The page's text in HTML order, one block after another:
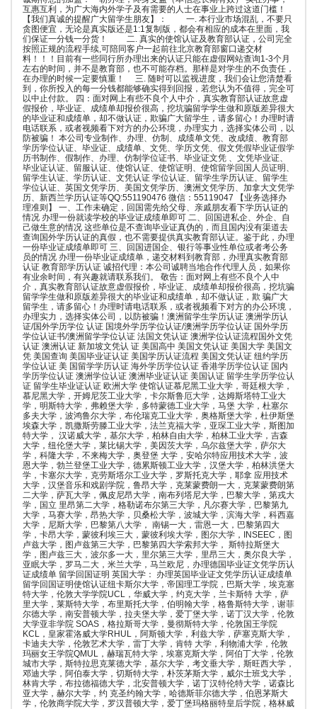
互惠互利，为广大海内外学子及有需要的人士在事业上跨过这道门槛！
【我们真诚的提醒广大留学生朋友】： 一. 本行业市场混乱，不要只
贪图便宜，无论是真实版还是1:1复制版，都会有相应的成本在里面，我
们保证一分钱一分货！ 二. 真实的使馆认证及教育部认证，公司完全
按照正规的流程手续,可陪同客户一起前往北京教育部窗口递交材
料！！！目前有一些同行所办理出来的认证只能在虚假网站查询1-3个月
左右的时间，并不是教育部，也不可能存档。那样是对学生的不负责任，
在办理的时候一定要慎重！ 三. 随时可以监视进度，我们会让您清楚看
到，你所投入的每一分钱都能够确实得到回报，若您认为不值得，完全可
以中止付款。 四：面对网上有些不良个人中介，真实教育部认证故意虚
假报价，毕业证、成绩单却报价很高，挖坑骗留学学生做和原版差异很大
的毕业证和成绩单，却不做认证，欺骗广大留学生，请多留心！办理时请
电话联系，或者视频看下对方的办公环境，办理实力，选择实体公司，以
防被骗！ 本公司专业制作、办理、仿制、成绩单文凭、改成绩、教育部
学历学位认证、毕业证、成绩单、文凭、学历文凭、假文凭假毕业证假学
历书制作、假制作、办理、仿制学位证书、毕业证文凭 、文凭毕业证、
毕业证认证、留服认证、使馆认证、使馆证明、使馆留学回国人员证明、
留学生认证、学历认证、文凭认证 学位认证、留学生学历认证、留学生
学位认证、英国文凭学历、美国文凭学历、澳洲文凭学历、加拿大文凭学
历、新西兰学历认证等QQ:551190476 微信：55119047 【业务选择办
理准则】 一、工作未确定，回国需先给父母、亲戚朋友看下学历认证的
情况 办理一份就读学校的毕业证成绩单即可 二、回国进私企、外企、自
己做生意的情况 这些单位是不查询毕业证真伪的，而且国内没有渠道去
查询国外学历认证的真假，也不需要提供真实教育部认证。鉴于此，办理
一份毕业证成绩单即可 三、回国进国企、银行等事业性单位或者考公务
员的情况 办理一份毕业证成绩单，递交材料到教育部，办理真实教育部
认证 教育部学历认证 诚招代理：本公司诚聘当地合作代理人员，如果你
有业余时间，有兴趣就请联系我们。 敬告：面对网上有些不良个人中
介，真实教育部认证故意虚假报价，毕业证、成绩单却报价很高，挖坑骗
留学学生做和原版差异很大的毕业证和成绩单，却不做认证，欺 骗广大
留学生，请多留心！办理时请电话联系，或者视频看下对方的办公环境，
办理实力，选择实体公司，以防被骗！澳洲留学生学历认证 澳洲学历认
证/国外学历学位 认证 国境外学历学位认证/澳洲学历学位认证 国外学历
学位认证书/澳洲留学学位认证 法国文凭认证 澳洲学位认证流程国外文凭
认证 澳洲认证 新加坡文凭认 证 美国高中 美国文凭认证 美国大学 美国文
凭 美国查询 美国毕业证认证 美国学历认证流程 美国文凭认证 纽约学历
学位认证 美 国留学学历认证 海外学历学位认证 香港学历学位认证 国内
学历学位认证 澳洲学位认证 澳洲毕业证认证 美国认证 留学生学历学位认
证 留学生毕业证认证 欧洲大学 使馆认证慕尼黑工业大学，哥廷根大学，
慕尼黑大学，开姆尼茨工业大学，卡尔斯鲁厄大学，达姆斯塔特工业大
学，明斯特大学，弗赖堡大学，多特蒙德工业大学，马堡 大学，杜塞尔
多夫大学，波鸿鲁尔大学，布伦瑞克工业大学，奥格斯堡大学，杜伊斯堡
埃森大学，凯撒斯劳滕工业大学，法兰克福大学，亚琛工业大学，斯图加
特大学， 汉诺威大学，基尔大学，柏林自由大学，柏林工业大学，吉森
大学，纽伦堡大学，莱比锡大学，美因茨大学，乌尔兹堡大学，萨尔大
学，科隆大学，不来梅大学，奥登堡 大学，安哈尔特应用技术大学，波
恩大学，勃兰登堡工业大学，德累斯顿工业大学，汉堡大学，柏林洪堡大
学，卡塞尔大学，克劳斯塔尔工业大学，罗斯托克大学，耶拿 应用技术
大学，汉堡音乐和戏剧学院，鲁昂大学，克莱蒙费朗一大，克莱蒙费朗第
二大学，萨瓦大学，佩皮尼昂大学，南布列塔尼大学，巴黎大学，第戎大
学，国立 里昂第二大学，格勒诺布尔第三大学，凡尔赛大学，巴黎第九
大学，马赛大学，昂热大学，贝桑松大学，波城大学，滨海大学，科西嘉
大学，尼斯大学，巴黎第八大学， 南锡一大，雷恩一大，巴黎第四大
学，卡昂大学，蒙彼利埃三大，蒙彼利埃大学，图尔大学，INSEEC，图
卢兹大学，图卢兹第三大学，巴黎第四大学索邦大学， 斯特拉斯堡大
学，图卢兹三大，波尔多一大，里尔第三大学，里昂三大，奥尔良大学，
亚眠大学，罗马二大，米兰大学，马兰欧尼，办理德国毕业证文凭学历认
证成绩单 留学回国证明 英国大学： 办理英国毕业证文凭学历认证成绩单
留学回国证明使馆认证纽卡斯尔大学，帝国理工学院，巴斯大学，埃克塞
特大学，伦敦大学学院UCL，华威大学，约克大学，兰卡斯特 大学，萨
里大学，莱斯特大学，布里斯托大学，伯明翰大学，格鲁斯特大学，谢菲
尔德大学，南安普顿大学，拉夫堡大学，爱丁堡大学，诺丁汉大学，伦敦
大学亚非学院 SOAS，格拉斯哥大学，曼彻斯特大学，伦敦国王学院
KCL，皇家霍洛威大学RHUL，阿斯顿大学，利兹大学，萨塞克斯大学，
卡迪夫大学，伦敦艺术大学，雷丁大学，肯特 大学，利物浦大学，伦敦
玛丽女王学院QMUL，赫瑞瓦特大学，埃塞克斯大学，阿伯丁大学，伦敦
城市大学，斯特拉思克莱德大学，基尔大学，考文垂大学，斯旺西大学，
邓迪大学，阿伯泰大学，切斯特大学，朴茨茅斯大学，威尔士班戈大学，
林肯大学，布拉德福德大学，北安普顿大学，诺丁汉特伦特大学，诺森比
亚大学，赫尔大学，约 克圣约翰大学，哈德斯菲尔德大学，伯恩茅斯大
学，伦敦商学院大学，罗汉普顿大学，爱丁堡玛格丽特皇后学院，格林威